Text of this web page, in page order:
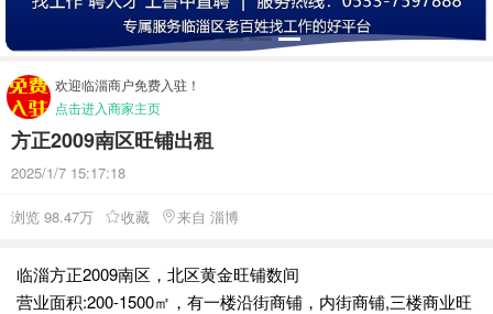
欢迎临淄商户免费入驻！
点击进入商家主页
方正2009南区旺铺出租
2025/1/7 15:17:18
浏览 98.47万 收藏 来自 淄博
临淄方正2009南区，北区黄金旺铺数间
营业面积:200-1500㎡，有一楼沿街商铺，内街商铺,三楼商业旺